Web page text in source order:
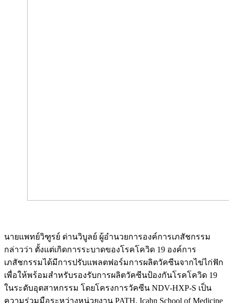
นายแพทย์วิฑูรย์ ด่านวิบูลย์ ผู้อำนวยการองค์การเภสัชกรรม
กล่าวว่า ตั้งแต่เกิดการระบาดของโรคโควิด 19 องค์การ
เภสัชกรรมได้มีการปรับแพลตฟอร์มการผลิตวัคซีนจากไข่ไก่ฟัก
เพื่อให้พร้อมสำหรับรองรับการผลิตวัคซีนป้องกันโรคโควิด 19
ในระดับอุตสาหกรรม โดยโครงการวัคซีน NDV-HXP-S เป็น
ความร่วมมือระหว่างหน่วยงาน PATH, Icahn School of Medicine